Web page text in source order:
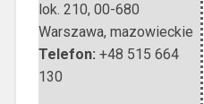
lok. 210, 00-680
Warszawa, mazowieckie
Telefon: +48 515 664
130